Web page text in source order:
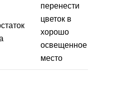
перенести
цветок в
хорошо
освещенное
место